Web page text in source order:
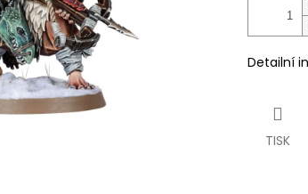
Detailní
TISK